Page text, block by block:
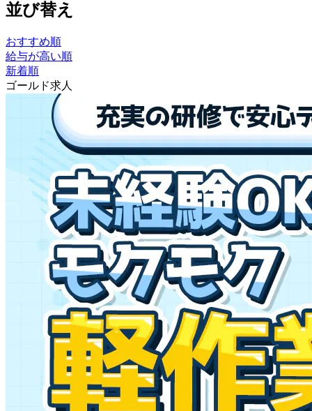
並び替え
おすすめ順
給与が高い順
新着順
ゴールド求人